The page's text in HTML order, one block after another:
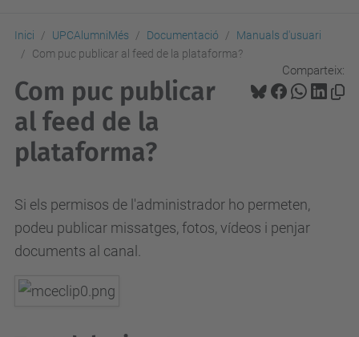
Inici UPCAlumniMés Documentació
Manuals d'usuari
Com puc publicar al feed de la plataforma?
Comparteix:
Com puc publicar
al feed de la
plataforma?
Si els permisos de l'administrador ho permeten,
podeu publicar missatges, fotos, vídeos i penjar
documents al canal.